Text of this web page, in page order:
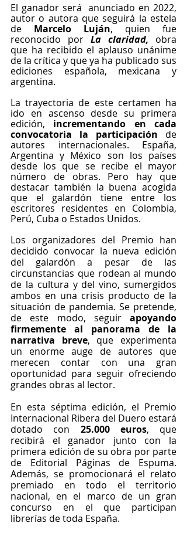
El ganador será  anunciado en 2022,
autor o autora que seguirá la estela
de Marcelo Luján, quien fue
reconocido por La claridad, obra
que ha recibido el aplauso unánime
de la crítica y que ya ha publicado sus
ediciones española, mexicana y
argentina.
La trayectoria de este certamen ha
ido en ascenso desde su primera
edición, incrementando en cada
convocatoria la participación de
autores internacionales. España,
Argentina y México son los países
desde los que se recibe el mayor
número de obras. Pero hay que
destacar también la buena acogida
que el galardón tiene entre los
escritores residentes en Colombia,
Perú, Cuba o Estados Unidos.
Los organizadores del Premio han
decidido convocar la nueva edición
del galardón a pesar de las
circunstancias que rodean al mundo
de la cultura y del vino, sumergidos
ambos en una crisis producto de la
situación de pandemia. Se pretende,
de este modo, seguir apoyando
firmemente al panorama de la
narrativa breve, que experimenta
un enorme auge de autores que
merecen contar con una gran
oportunidad para seguir ofreciendo
grandes obras al lector.
En esta séptima edición, el Premio
Internacional Ribera del Duero estará
dotado con 25.000 euros, que
recibirá el ganador junto con la
primera edición de su obra por parte
de Editorial Páginas de Espuma.
Además, se promocionará el relato
premiado en todo el territorio
nacional, en el marco de un gran
concurso en el que participan
librerías de toda España.